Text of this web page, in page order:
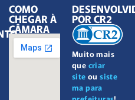
COMO
CHEGAR À
CÂMARA
Muito mais
que criar
site ousiste
ma para
POR CR2